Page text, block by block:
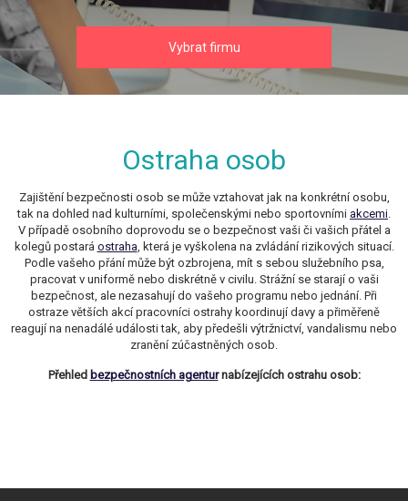
Vybrat firmu
Ostraha osob
Zajištění bezpečnosti osob se může vztahovat jak na konkrétní osobu,
tak na dohled nad kulturními, společenskými nebo sportovními akcemi.
V případě osobního doprovodu se o bezpečnost vaši či vašich přátel a
kolegů postará ostraha, která je vyškolena na zvládání rizikových situací.
Podle vašeho přání může být ozbrojena, mít s sebou služebního psa,
pracovat v uniformě nebo diskrétně v civilu. Strážní se starají o vaši
bezpečnost, ale nezasahují do vašeho programu nebo jednání. Při
ostraze větších akcí pracovníci ostrahy koordinují davy a přiměřeně
reagují na nenadálé události tak, aby předešli výtržnictví, vandalismu nebo
zranění zúčastněných osob.
Přehled bezpečnostních agenturnabízejícíchostrahu osob: